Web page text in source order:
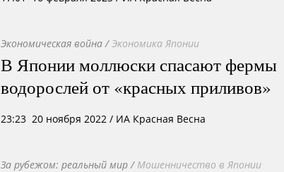
Экономическая война /Экономика Японии
В Японии моллюски спасают фермы
водорослей от «красных приливов»
23:23 20 ноября 2022 / ИА Красная Весна
За рубежом: реальный мир / Мошенничество в Японии